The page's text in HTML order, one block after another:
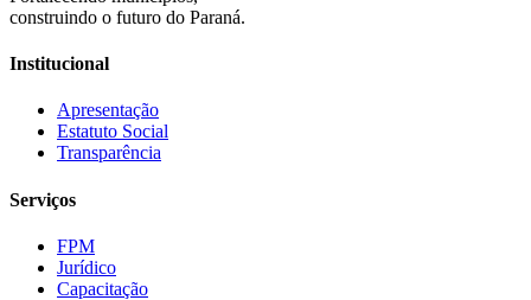
construindo o futuro do Paraná.
Institucional
Apresentação
Estatuto Social
Transparência
Serviços
FPM
Jurídico
Capacitação